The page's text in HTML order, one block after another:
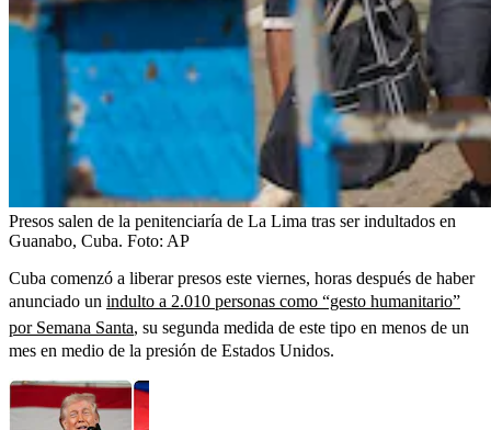
Presos salen de la penitenciaría de La Lima tras ser indultados en
Guanabo, Cuba. Foto: AP
Cuba comenzó a liberar presos este viernes, horas después de haber
anunciado un indulto a 2.010 personas como “gesto humanitario”
por Semana Santa, su segunda medida de este tipo en menos de un
mes en medio de la presión de Estados Unidos.